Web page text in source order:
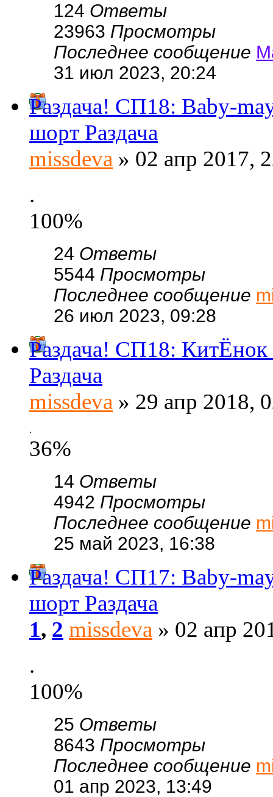
124 Ответы
23963 Просмотры
Последнее сообщение
31 июл 2023, 20:24
Раздача! СП18: Baby-
шорт Раздача
missdeva » 02 апр 2017,
.
100%
24 Ответы
5544 Просмотры
Последнее сообщение
26 июл 2023, 09:28
Раздача! СП18: КитЁнок
Раздача
missdeva » 29 апр 2018,
.
36%
14 Ответы
4942 Просмотры
Последнее сообщение
25 май 2023, 16:38
Раздача! СП17: Baby-
шорт Раздача
1, 2 missdeva » 02 апр
.
100%
25 Ответы
8643 Просмотры
Последнее сообщение
01 апр 2023, 13:49